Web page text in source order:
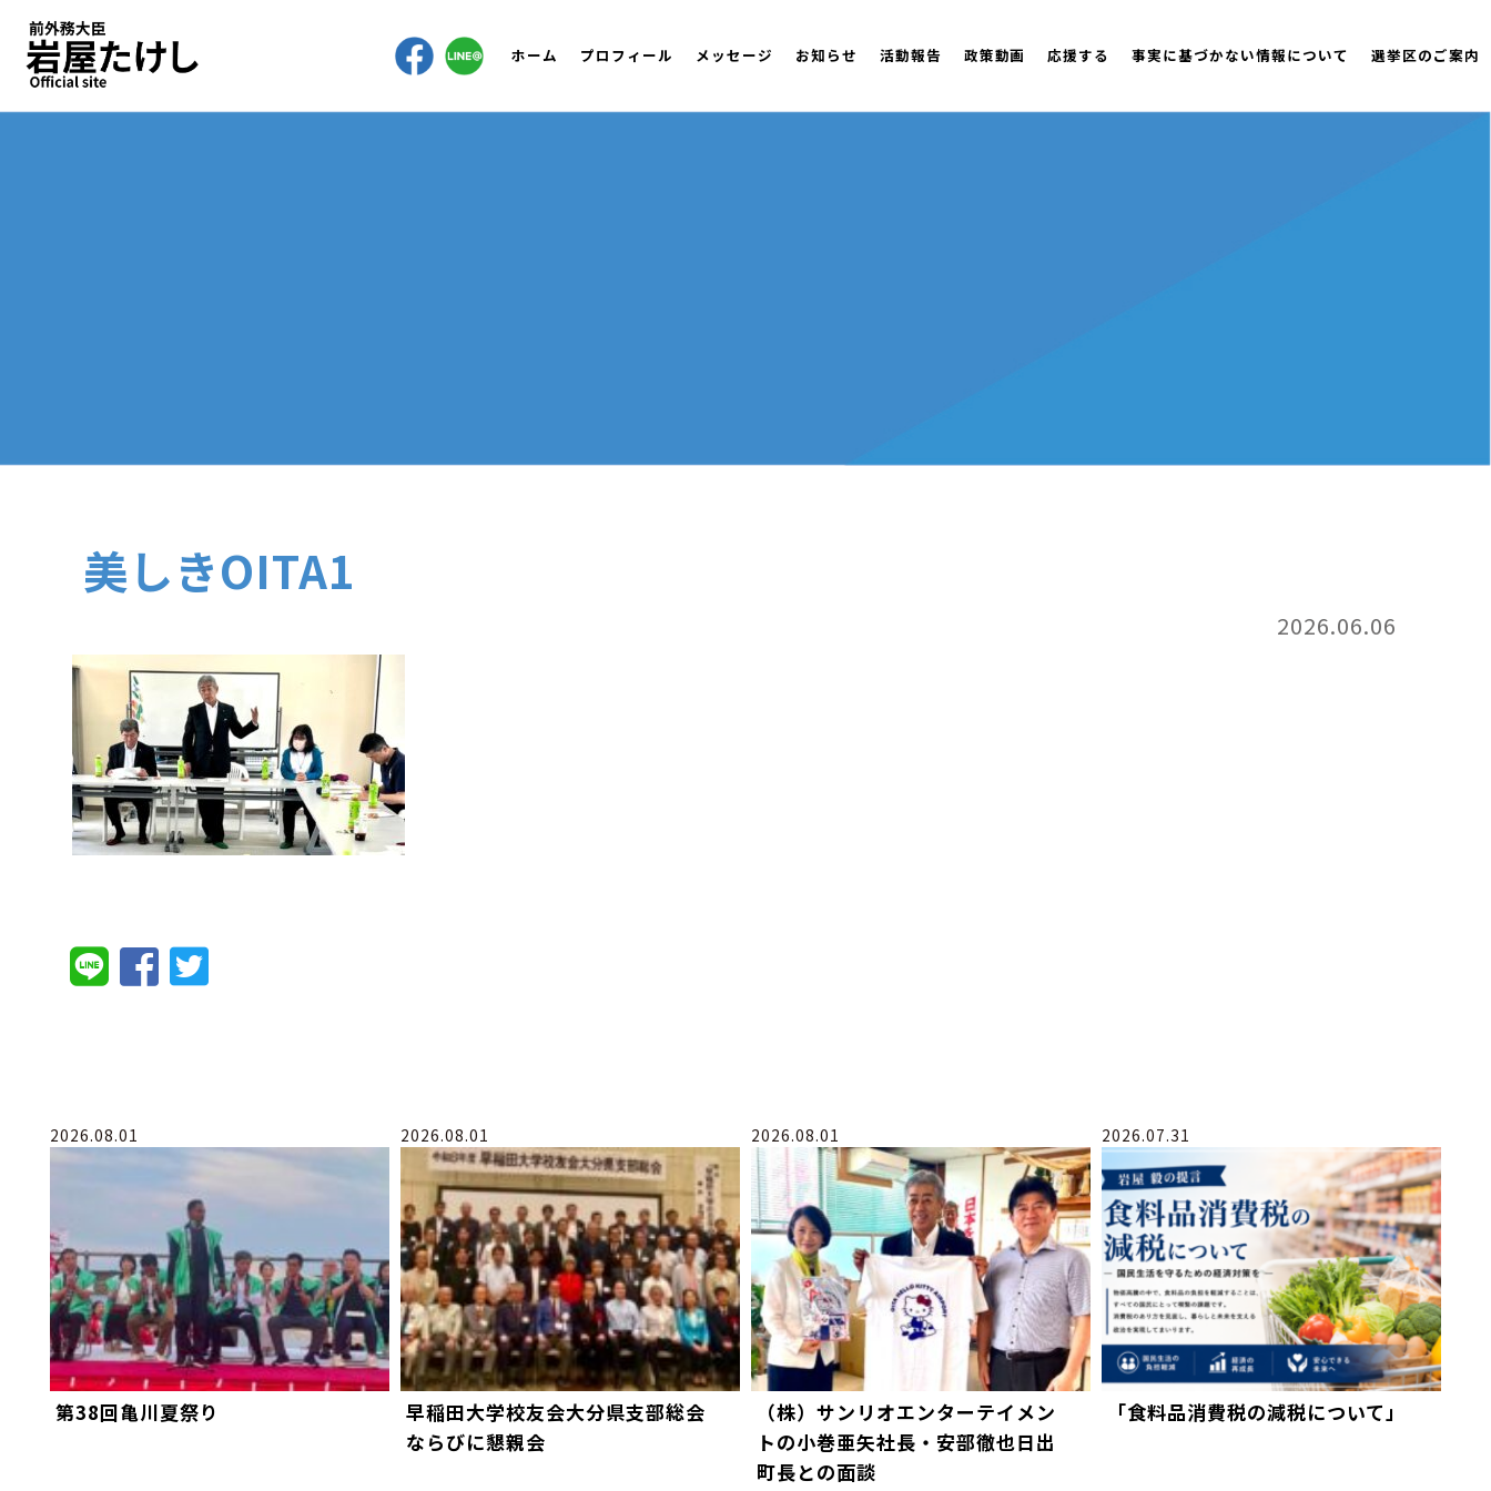
ホーム プロフィール メッセージ お知らせ 活動報告 政策動画 応援する 事実に基づかない情報について 選挙区のご案内
美しきOITA1
2026.06.06
2026.08.01
第38回亀川夏祭り
2026.08.01
早稲田大学校友会大分県支部総会
ならびに懇親会
2026.08.01
（株）サンリオエンターテイメン
トの小巻亜矢社長・安部徹也日出
町長との面談
2026.07.31
「食料品消費税の減税について」